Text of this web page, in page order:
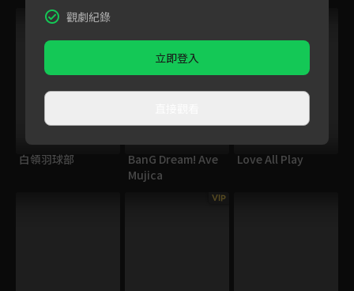
白領羽球部
BanG Dream! Ave
Mujica
Love All Play
VIP
觀劇紀錄
立即登入